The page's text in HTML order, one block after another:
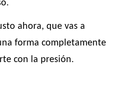
ahora, que vas a
forma completamente
con la presión.